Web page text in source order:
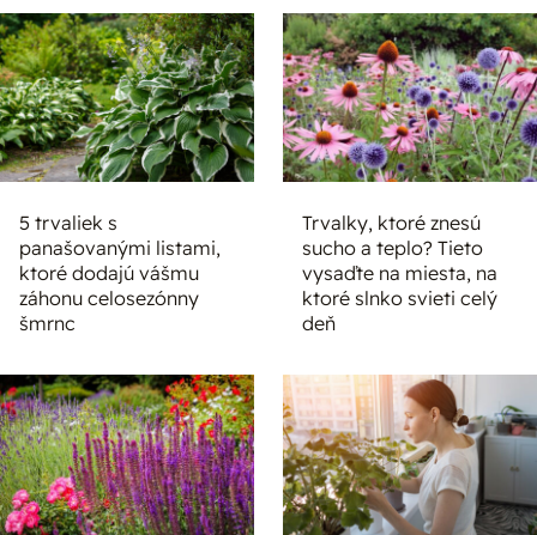
5 trvaliek s
panašovanými listami,
ktoré dodajú vášmu
záhonu celosezónny
šmrnc
Trvalky, ktoré znesú
sucho a teplo? Tieto
vysaďte na miesta, na
ktoré slnko svieti celý
deň